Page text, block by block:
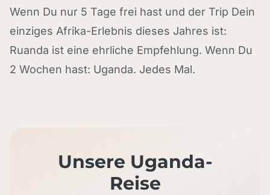
Wenn Du nur 5 Tage frei hast und der Trip Dein
einziges Afrika-Erlebnis dieses Jahres ist:
Ruanda ist eine ehrliche Empfehlung. Wenn Du
2 Wochen hast: Uganda. Jedes Mal.
Unsere Uganda-
Reise